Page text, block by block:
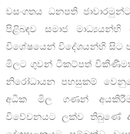
වසංගතය ධනපති
පිළිබඳව සමාජ මාධ්‍යයන්හි
විශේෂයෙන් විදේශයන්හි සිට
මිලට ගුවන් ටිකට්පත් විකිණීමත්
නිරෝධායන පහසුකම්
අධික මිල ගණන්
විවේචනයට ලක්ව තිබුණේ